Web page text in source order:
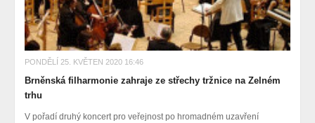
PONDĚLÍ 25. KVĚTEN 2020 16:46
Brněnská filharmonie zahraje ze střechy tržnice na Zelném
trhu
V pořadí druhý koncert pro veřejnost po hromadném uzavření